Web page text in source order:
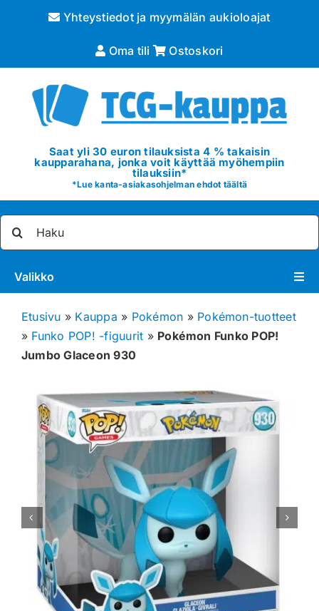
Yhteystiedot ja myymälän aukioloajat
Oma tili Ostoskori
Saat yli 30 euron tilauksista 4 % takaisin
kaupparahana, jonka voit käyttää myöhempiin
tilauksiin*
*Lue kanta-asiakasohjelman ehdot täältä
Valikko
Pokémon
Muut keräilykortit
Blind Boksit
Ennakot
Greidatut kortit
Irtokortit
Rip & Ship
Greidauspalvelu
Etusivu » Kauppa » Pokémon » Pokémon-tuotteet
» Funko POP! -figuurit » Pokémon Funko POP!
Jumbo Glaceon 930